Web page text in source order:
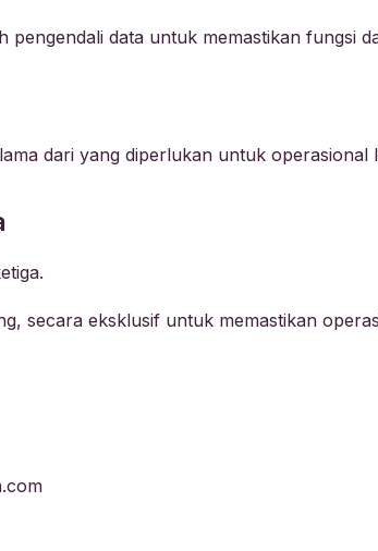
data untuk memastikan fungsi
dari yang diperlukan untuk operasional
secara eksklusif untuk memastikan